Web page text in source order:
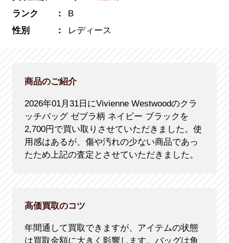
ランク
B
性別
レディース
商品のご紹介
2026年01月31日にVivienne Westwoodのクラ
ッチバッグ ゼブラ柄 ネイビー ブラックを
2,700円で買い取りさせていただきました。使
用感はあるが、傷や汚れの少ない商品であっ
たため上記の査定とさせていただきました。
高価買取のコツ
年間通して買取できますが、アイテムの状態
は買取金額に大きく影響します。バッグは角